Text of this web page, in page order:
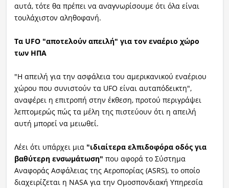
αυτά, τότε θα πρέπει να αναγνωρίσουμε ότι όλα είναι
τουλάχιστον αληθοφανή.
Τα UFO "αποτελούν απειλή" για τον εναέριο χώρο
των ΗΠΑ
"Η απειλή για την ασφάλεια του αμερικανικού εναέριου
χώρου που συνιστούν τα UFO είναι αυταπόδεικτη",
αναφέρει η επιτροπή στην έκθεση, προτού περιγράψει
λεπτομερώς πώς τα μέλη της πιστεύουν ότι η απειλή
αυτή μπορεί να μειωθεί.
Λέει ότι υπάρχει μια"ιδιαίτερα ελπιδοφόρα οδός για
βαθύτερη ενσωμάτωση" που αφορά το Σύστημα
Αναφοράς Ασφάλειας της Αεροπορίας (ASRS), το οποίο
διαχειρίζεται η NASA για την Ομοσπονδιακή Υπηρεσία